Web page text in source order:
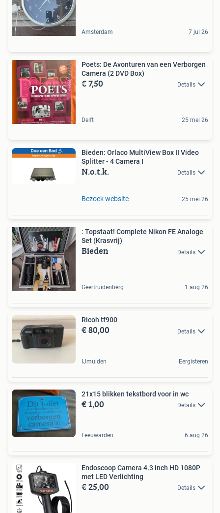
Amsterdam 7 jul 26
Poets: De Avonturen van een Verborgen
Camera (2 DVD Box)
€ 7,50 Details
Delft 25 mei 26
Bieden: Orlaco MultiView Box II Video
Splitter - 4 Camera I
N.o.t.k. Details
Bezoek website 25 mei 26
: Topstaat! Complete Nikon FE Analoge
Set (Krasvrij)
Bieden Details
Geertruidenberg 1 aug 26
Ricoh tf900
€ 80,00 Details
IJmuiden Eergisteren
21x15 blikken tekstbord voor in wc
€ 1,00 Details
Leeuwarden 6 aug 26
Endoscoop Camera 4.3 inch HD 1080P
met LED Verlichting
€ 25,00 Details